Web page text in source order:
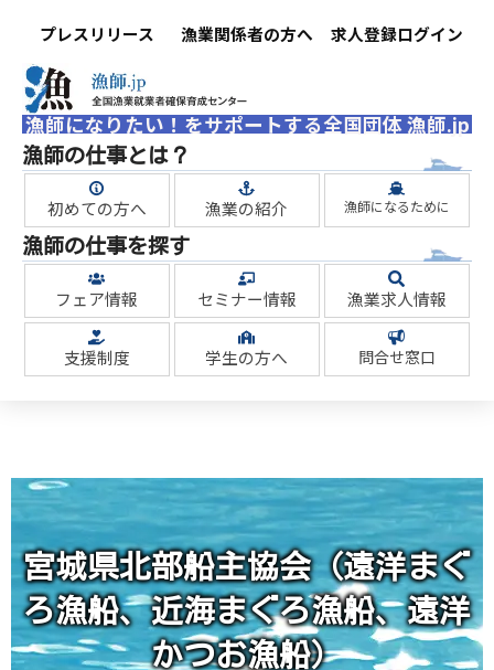
プレスリリース 漁業関係者の方へ 求人登録ログイン
漁師になりたい！をサポートする全国団体 漁師.jp
漁師の仕事とは？
初めての方へ 漁業の紹介 漁師になるために
漁師の仕事を探す
フェア情報 セミナー情報 漁業求人情報
支援制度 学生の方へ 問合せ窓口
宮城県北部船主協会（遠洋まぐ
ろ漁船、近海まぐろ漁船、遠洋
かつお漁船）